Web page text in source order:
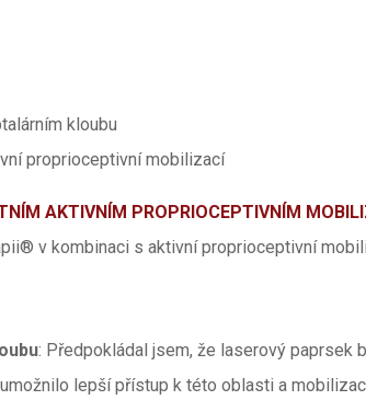
kloubu
proprioceptivní mobilizací
AKTIVNÍM PROPRIOCEPTIVNÍM
v kombinaci s aktivní proprioceptivní
: Předpokládal jsem, že laserový paprsek
lepší přístup k této oblasti a